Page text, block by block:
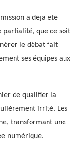
a déjà été
partialité, que ce soit
le débat fait
ses équipes aux
de qualifier la
irrité. Les
transformant une
numérique.